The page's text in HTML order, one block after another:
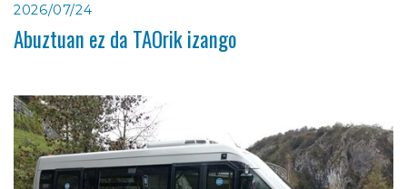
2026/07/24
Abuztuan ez da TAOrik izango